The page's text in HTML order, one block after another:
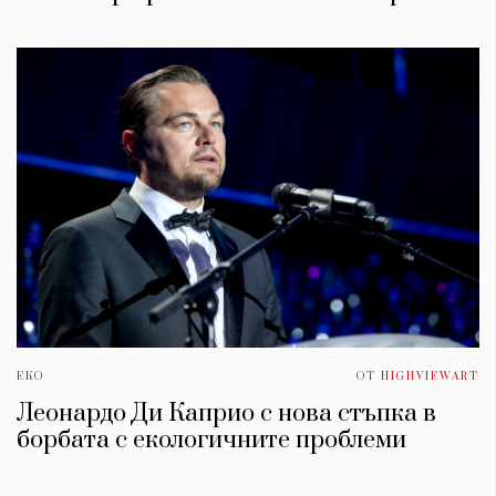
ЕКО ОТ HIGHVIEWART
Леонардо Ди Каприо с нова стъпка в
борбата с екологичните проблеми